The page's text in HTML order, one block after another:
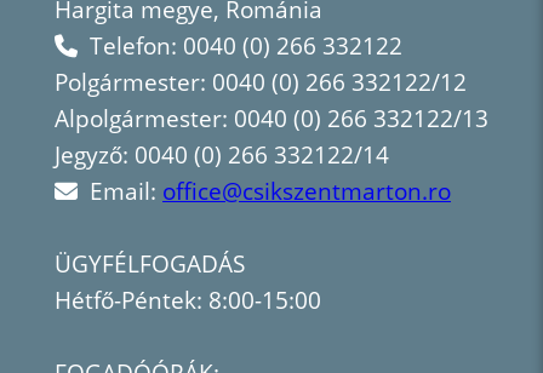
Hargita megye, Románia
Telefon: 0040 (0) 266 332122
Polgármester: 0040 (0) 266 332122/12
Alpolgármester: 0040 (0) 266 332122/13
Jegyző: 0040 (0) 266 332122/14
Email: office@csikszentmarton.ro
ÜGYFÉLFOGADÁS
Hétfő-Péntek: 8:00-15:00